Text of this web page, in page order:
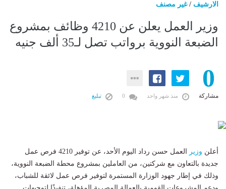
الارشيف /غير مصنف
وزير العمل يعلن عن 4210 وظائف بمشروع
الضبعة النووية برواتب تصل لـ35 ألف جنيه
0
مشاركة منذ شهر واحد تبليغ
أعلن وزير
العمل حسن رداد اليوم الأحد، عن توفير 4210 فرص عمل
جديدة بالتعاون مع شركتين، من العاملين بمشروع محطة الضبعة النووية،
وذلك في إطار جهود الوزارة المستمرة لتوفير فرص عمل لائقة للشباب،